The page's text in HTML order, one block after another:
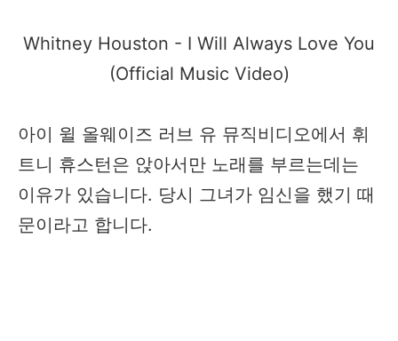
Whitney Houston - I Will Always Love You
(Official Music Video)​
아이 윌 올웨이즈 러브 ​유 뮤직비디오에서 휘
트니 휴스턴은 앉아서만 노래를 부르는데는
이유가 있습니다. 당시 그녀가 임신을 했기 때
문이라고 합니다.